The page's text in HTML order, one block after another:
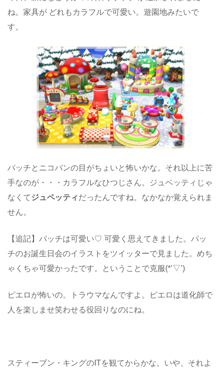
ね。家具が どれもカラフルで可愛い。遊園地みたいで
す。
パッチとニコバンの目がちょいと怖いかな。それ以上に苦
手なのが・・・カラフルなひつじさん。ジュベッティじゃ
なくてジュペッティだったんですね。なかなか覚えられま
せん。
【追記】パッチは可愛い♡ 可愛く思えてきました。パッ
チのお誕生日会のイラストをツイッターで見ました。めち
ゃくちゃ可愛かったです。ということで克服(*’▽’)
ピエロが怖いの。トラウマなんですよ。ピエロは道化師で
人を楽しませ笑わせる役回りなのにね。
スティーブン・キングのITを観てからかな。いや、それよ